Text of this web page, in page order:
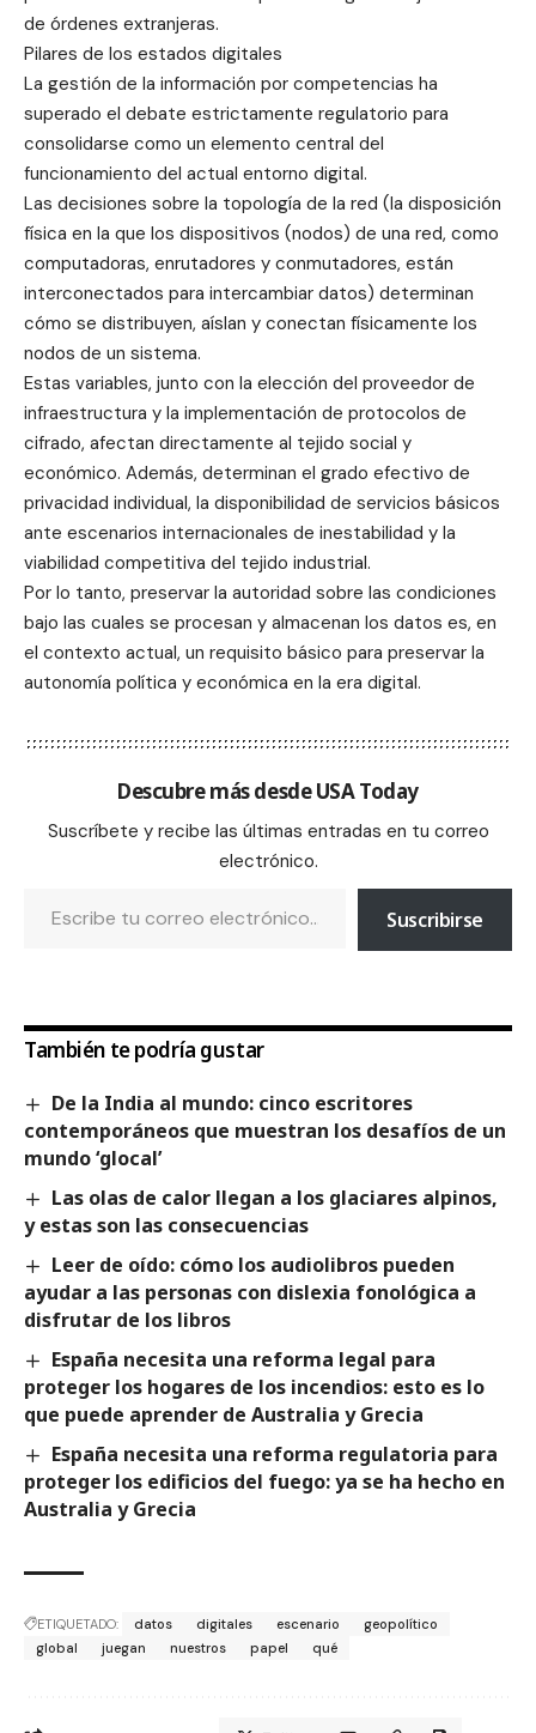
de órdenes extranjeras.
Pilares de los estados digitales
La gestión de la información por competencias ha
superado el debate estrictamente regulatorio para
consolidarse como un elemento central del
funcionamiento del actual entorno digital.
Las decisiones sobre la topología de la red (la disposición
física en la que los dispositivos (nodos) de una red, como
computadoras, enrutadores y conmutadores, están
interconectados para intercambiar datos) determinan
cómo se distribuyen, aíslan y conectan físicamente los
nodos de un sistema.
Estas variables, junto con la elección del proveedor de
infraestructura y la implementación de protocolos de
cifrado, afectan directamente al tejido social y
económico. Además, determinan el grado efectivo de
privacidad individual, la disponibilidad de servicios básicos
ante escenarios internacionales de inestabilidad y la
viabilidad competitiva del tejido industrial.
Por lo tanto, preservar la autoridad sobre las condiciones
bajo las cuales se procesan y almacenan los datos es, en
el contexto actual, un requisito básico para preservar la
autonomía política y económica en la era digital.
Descubre más desde USA Today
Suscríbete y recibe las últimas entradas en tu correo
electrónico.
Suscribirse
También te podría gustar
De la India al mundo: cinco escritores
contemporáneos que muestran los desafíos de un
mundo ‘glocal’
Las olas de calor llegan a los glaciares alpinos,
y estas son las consecuencias
Leer de oído: cómo los audiolibros pueden
ayudar a las personas con dislexia fonológica a
disfrutar de los libros
España necesita una reforma legal para
proteger los hogares de los incendios: esto es lo
que puede aprender de Australia y Grecia
España necesita una reforma regulatoria para
proteger los edificios del fuego: ya se ha hecho en
Australia y Grecia
ETIQUETADO: datos digitales escenario
geopolítico
global
juegan nuestros papel qué